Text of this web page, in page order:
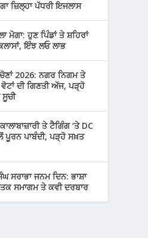
ਜ਼ਿਲ੍ਹਾ ਪੱਧਰੀ ਇਜਲਾਸ
ਮੋਗਾ: ਹੁਣ ਪਿੰਡਾਂ ਤੇ ਸ਼ਹਿਰਾਂ
ਇੰਝ ਲਓ ਲਾਭ
2026: ਨਗਰ ਨਿਗਮ ਤੇ
ਦੀ ਗਿਣਤੀ ਅੱਜ, ਪੜ੍ਹੋ
ਸੂਚੀ
ਤੇ ਟੈਗਿੰਗ ‘ਤੇ DC
ਪੂਰਨ ਪਾਬੰਦੀ, ਪੜ੍ਹੋ ਸਖ਼ਤ
ਸਰਾਭਾ ਜਨਮ ਦਿਨ: ਭਾਸ਼ਾ
ਸਮਾਗਮ ਤੇ ਕਵੀ ਦਰਬਾਰ